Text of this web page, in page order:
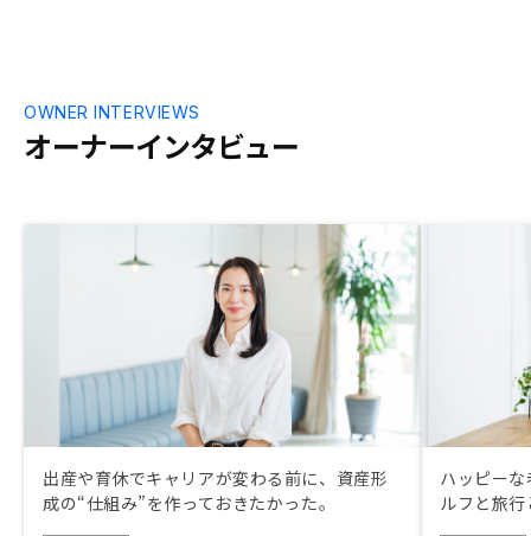
オーナーインタビュー
OWNER INTERVIEWS
出産や育休でキャリアが変わる前に、資産形
成の“仕組み”を作っておきたかった。
ハッピー
ルフと旅